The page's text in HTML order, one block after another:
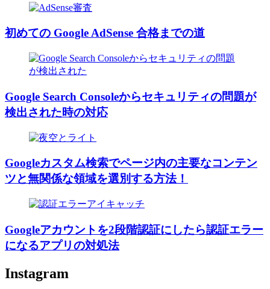
初めての Google AdSense 合格までの道
Google Search Consoleからセキュリティの問題が
検出された時の対応
Googleカスタム検索でページ内の主要なコンテン
ツと無関係な領域を選別する方法！
Googleアカウントを2段階認証にしたら認証エラー
になるアプリの対処法
Instagram